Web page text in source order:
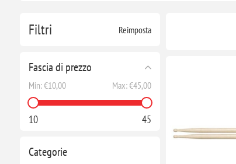
Filtri Reimposta
Fascia di prezzo
Min:€10,00 Max:€45,00
10 45
Categorie